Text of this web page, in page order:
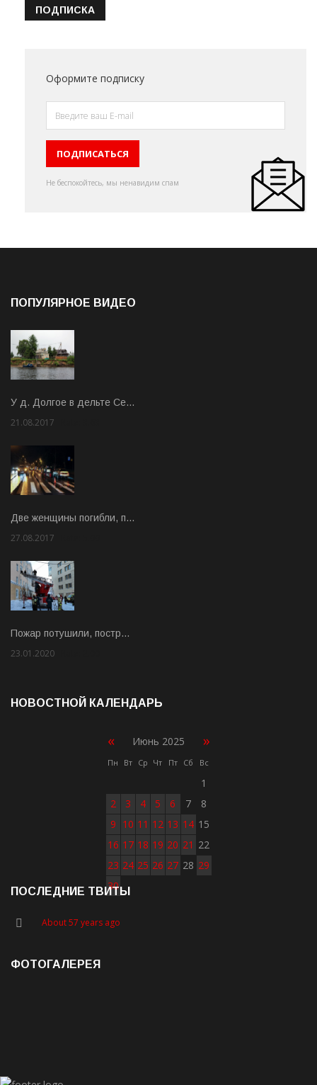
ПОДПИСКА
Оформите подписку
Не беспокойтесь, мы ненавидим спам
ПОПУЛЯРНОЕ ВИДЕО
У д. Долгое в дельте Се…
21.08.2017
Две женщины погибли, п…
27.08.2017
Пожар потушили, постр…
23.01.2020
НОВОСТНОЙ КАЛЕНДАРЬ
« Июнь 2025 »
Пн Вт Ср Чт Пт Сб Вс
1
2
3 4 5 6 7
8
9 10 11 12 13 14 15
16 17 18 19 20 21 22
23 24 25 26 27 28 29
30
ПОСЛЕДНИЕ ТВИТЫ
About 57 years ago
ФОТОГАЛЕРЕЯ